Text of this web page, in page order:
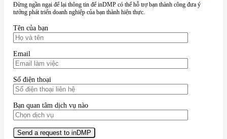
Đừng ngần ngại để lại thông tin để inDMP có thể hỗ trợ bạn thành công đưa ý
tưởng phát triển doanh nghiệp của bạn thành hiện thực.
Tên của bạn
Email
Số điện thoại
Bạn quan tâm dịch vụ nào